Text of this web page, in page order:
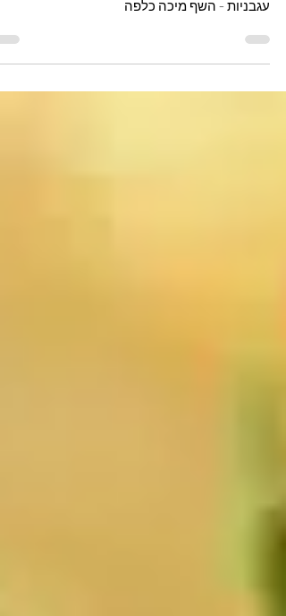
ממכרות ברוטב עגבניות - השף
מיכה כלפה
עגבניות - השף מיכה כלפה